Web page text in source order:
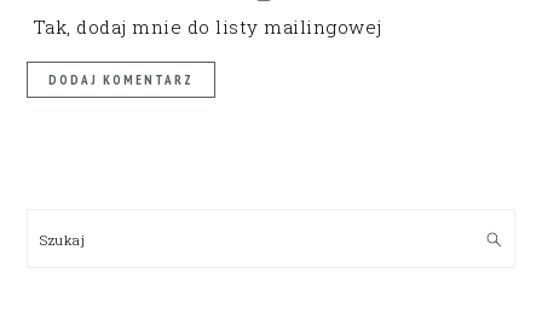
Tak, dodaj mnie do listy mailingowej
Szukaj